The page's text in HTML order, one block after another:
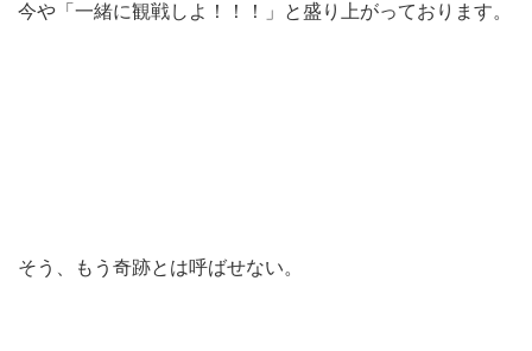
今や「一緒に観戦しよ！！！」と盛り上がっております。
そう、もう奇跡とは呼ばせない。